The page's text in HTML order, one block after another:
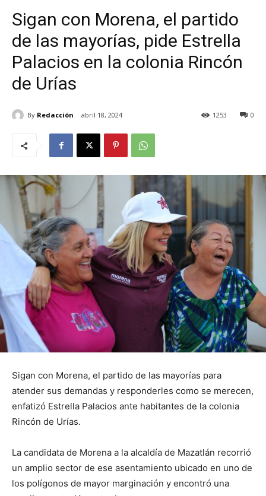
Sigan con Morena, el partido
de las mayorías, pide Estrella
Palacios en la colonia Rincón
de Urías
By Redacción abril 18, 2024 0
1253
Sigan con Morena, el partido de las mayorías para
atender sus demandas y responderles como se merecen,
enfatizó Estrella Palacios ante habitantes de la colonia
Rincón de Urías.
La candidata de Morena a la alcaldía de Mazatlán recorrió
un amplio sector de ese asentamiento ubicado en uno de
los polígonos de mayor marginación y encontró una